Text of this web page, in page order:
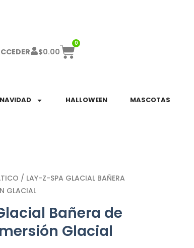
$0.00
0
NAVIDAD HALLOWEEN MASCOTAS
/ LAY-Z-SPA GLACIAL BAÑERA
GLACIAL
Bañera de
Glacial